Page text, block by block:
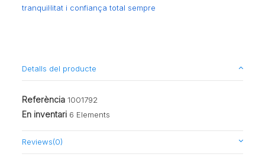
tranquil·litat i confiança total sempre
Detalls del producte
Referència 1001792
En inventari 6 Elements
Reviews(0)